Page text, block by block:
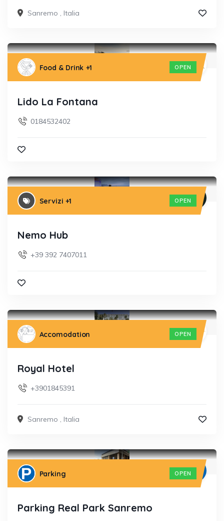
Sanremo , Italia
Food & Drink +1 OPEN
Lido La Fontana
0184532402
Servizi +1 OPEN
Nemo Hub
+39 392 7407011
Accomodation OPEN
Royal Hotel
+3901845391
Sanremo , Italia
Parking OPEN
Parking Real Park Sanremo